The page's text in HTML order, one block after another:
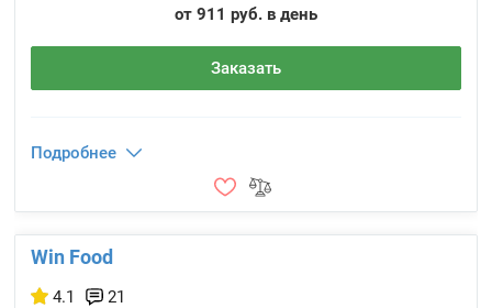
от 911 руб. в день
Заказать
Подробнее
Win Food
4.1 21